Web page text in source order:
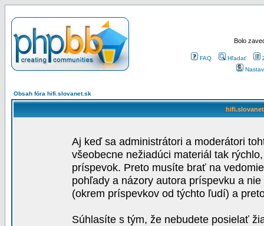
Bolo
FAQ Hľadať
Obsah fóra hifi.slovanet.sk
Aj keď sa administrátori a moderátori
všeobecne nežiadúci materiál tak
príspevok. Preto musíte brať na
pohľady a názory autora príspevku a
(okrem príspevkov od týchto ľudí) a
Súhlasíte s tým, že nebudete posielať